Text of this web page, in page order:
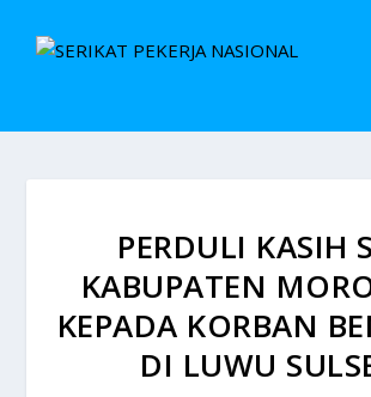
PERDULI KASIH
KABUPATEN
KEPADA KORBAN
DI LUWU